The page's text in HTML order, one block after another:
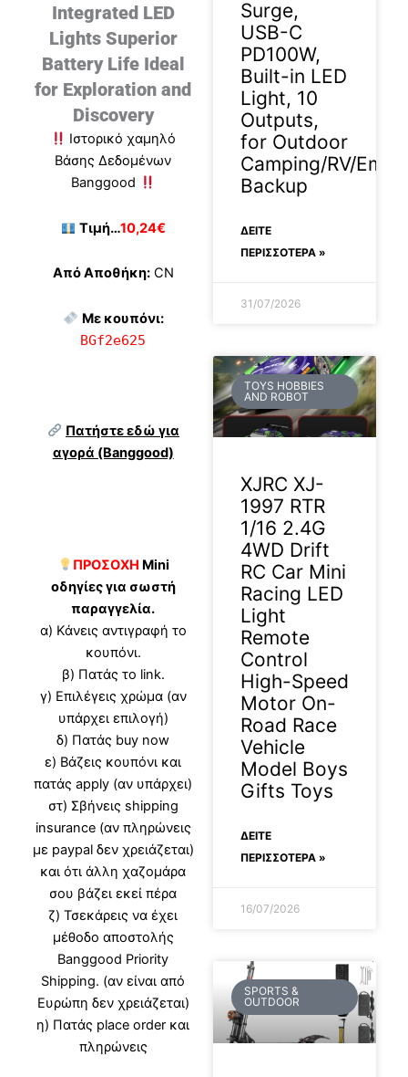
Integrated LED
Lights Superior
Battery Life Ideal
for Exploration and
Discovery
Ιστορικό χαμηλό
Βάσης Δεδομένων
Banggood
Τιμή…10,24€
Από Αποθήκη:CN
Με κουπόνι:
BGf2e625
Πατήστε εδώ για
αγορά (Banggood)
ΠΡΟΣΟΧΗ Mini
οδηγίες για σωστή
παραγγελία.
α) Κάνεις αντιγραφή το
κουπόνι.
β) Πατάς το link.
γ) Επιλέγεις χρώμα (αν
υπάρχει επιλογή)
δ) Πατάς buy now
ε) Βάζεις κουπόνι και
πατάς apply (αν υπάρχει)
στ) Σβήνεις shipping
insurance (αν πληρώνεις
με paypal δεν χρειάζεται)
και ότι άλλη χαζομάρα
σου βάζει εκεί πέρα
ζ) Τσεκάρεις να έχει
μέθοδο αποστολής
Banggood Priority
Shipping. (αν είναι από
Ευρώπη δεν χρειάζεται)
η) Πατάς place order και
πληρώνεις
Surge,
USB-C
PD100W,
Built-in LED
Light, 10
Outputs,
for Outdoor
Camping/RV/
Backup
ΔΕΊΤΕ
ΠΕΡΙΣΣΟΤΕΡΑ »
31/07/2026
TOYS HOBBIES
AND ROBOT
XJRC XJ-
1997 RTR
1/16 2.4G
4WD Drift
RC Car Mini
Racing LED
Light
Remote
Control
High-Speed
Motor On-
Road Race
Vehicle
Model Boys
Gifts Toys
ΔΕΊΤΕ
ΠΕΡΙΣΣΟΤΕΡΑ »
16/07/2026
SPORTS &
OUTDOOR